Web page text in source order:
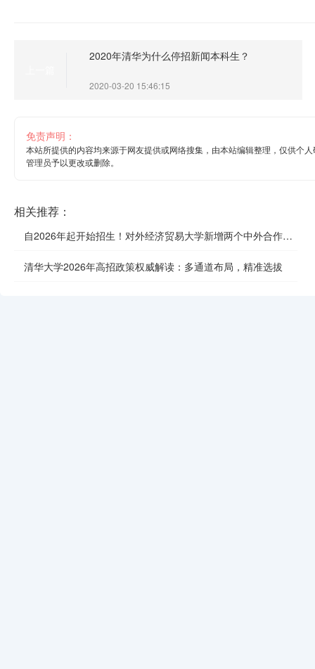
2020年清华为什么停招新闻本科生？
2020-03-20 15:46:15
免责声明：
本站所提供的内容均来源于网友提供或网络搜集，由本站编辑整理，仅供个
管理员予以更改或删除。
相关推荐：
自2026年起开始招生！对外经济贸易大学新增两个中外合作办
学项目
清华大学2026年高招政策权威解读：多通道布局，精准选拔